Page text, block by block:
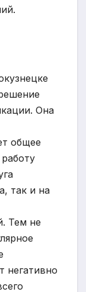
Она
общее
так и на
Тем не
негативно